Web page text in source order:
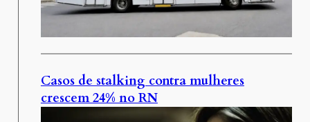
Casos de stalking contra mulheres
crescem 24% no RN